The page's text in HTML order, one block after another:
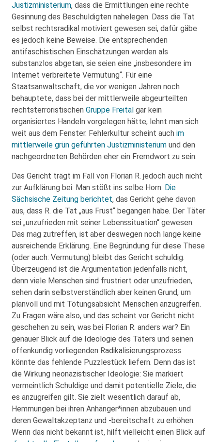
Justizministerium, dass die Ermittlungen eine rechte
Gesinnung des Beschuldigten nahelegen. Dass die Tat
selbst rechtsradikal motiviert gewesen sei, dafür gäbe
es jedoch keine Beweise. Die entsprechenden
antifaschistischen Einschätzungen werden als
substanzlos abgetan, sie seien eine „insbesondere im
Internet verbreitete Vermutung“. Für eine
Staatsanwaltschaft, die vor wenigen Jahren noch
behauptete, dass bei der mittlerweile abgeurteilten
rechtsterroristischen Gruppe Freital gar kein
organisiertes Handeln vorgelegen hätte, lehnt man sich
weit aus dem Fenster. Fehlerkultur scheint auch im
mittlerweile grün geführten Justizministerium und den
nachgeordneten Behörden eher ein Fremdwort zu sein.
Das Gericht trägt im Fall von Florian R. jedoch auch nicht
zur Aufklärung bei. Man stößt ins selbe Horn. Die
Sächsische Zeitung berichtet, das Gericht gehe davon
aus, dass R. die Tat „aus Frust“ begangen habe. Der Täter
sei „unzufrieden mit seiner Lebenssituation“ gewesen.
Das mag zutreffen, ist aber deswegen noch lange keine
ausreichende Erklärung. Eine Begründung für diese These
(oder auch: Vermutung) bleibt das Gericht schuldig.
Überzeugend ist die Argumentation jedenfalls nicht,
denn viele Menschen sind frustriert oder unzufrieden,
sehen darin selbstverständlich aber keinen Grund, um
planvoll und mit Tötungsabsicht Menschen anzugreifen.
Zu Fragen wäre also, und das scheint vor Gericht nicht
geschehen zu sein, was bei Florian R. anders war? Ein
genauer Blick auf die Ideologie des Täters und seinen
offenkundig vorliegenden Radikalisierungsprozess
könnte das fehlende Puzzlestück liefern. Denn das ist
die Wirkung neonazistischer Ideologie: Sie markiert
vermeintlich Schuldige und damit potentielle Ziele, die
es anzugreifen gilt. Sie zielt wesentlich darauf ab,
Hemmungen bei ihren Anhänger*innen abzubauen und
deren Gewaltakzeptanz und -bereitschaft zu erhöhen.
Wenn das nicht bekannt ist, hilft vielleicht einen Blick auf